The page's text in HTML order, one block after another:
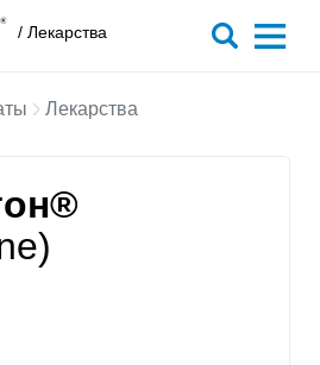
/ Лекарства
Лекарства